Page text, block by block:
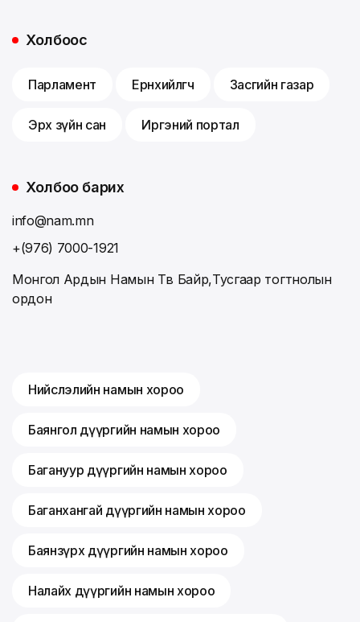
Холбоос
Парламент Ерөнхийлөгч Засгийн газар
Эрх зүйн сан Иргэний портал
Холбоо барих
info@nam.mn
+(976) 7000-1921
Монгол Ардын Намын Төв Байр,Тусгаар тогтнолын
ордон
Нийслэлийн намын хороо
Баянгол дүүргийн намын хороо
Багануур дүүргийн намын хороо
Баганхангай дүүргийн намын хороо
Баянзүрх дүүргийн намын хороо
Налайх дүүргийн намын хороо